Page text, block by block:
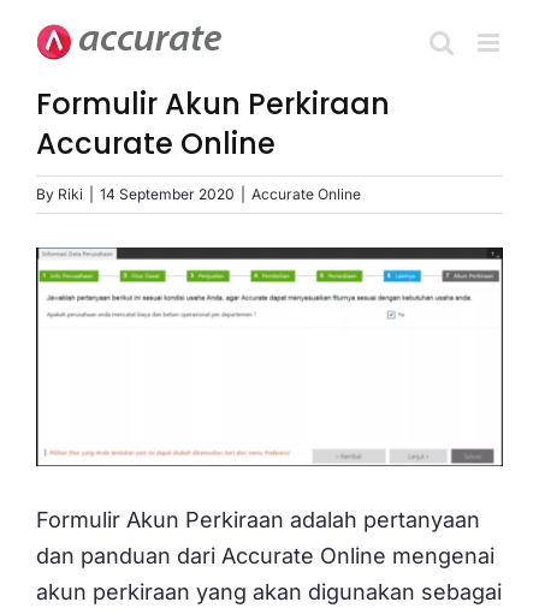
contentFormulir Akun Perkiraan
Accurate Online
By Riki 14 September 2020 Accurate Online
View
Larger
Formulir Akun Perkiraan adalah pertanyaan
dan panduan dari Accurate Online mengenai
akun perkiraan yang akan digunakan sebagai